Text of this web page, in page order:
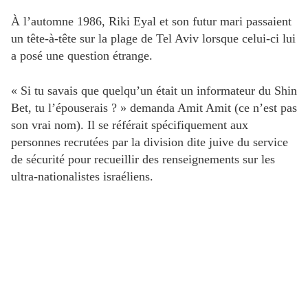
À l’automne 1986, Riki Eyal et son futur mari passaient
un tête-à-tête sur la plage de Tel Aviv lorsque celui-ci lui
a posé une question étrange.
« Si tu savais que quelqu’un était un informateur du Shin
Bet, tu l’épouserais ? » demanda Amit Amit (ce n’est pas
son vrai nom). Il se référait spécifiquement aux
personnes recrutées par la division dite juive du service
de sécurité pour recueillir des renseignements sur les
ultra-nationalistes israéliens.